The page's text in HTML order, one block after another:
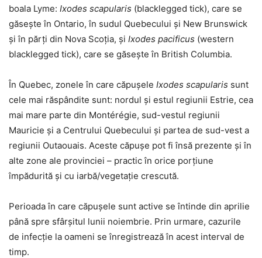
boala Lyme: Ixodes scapularis (blacklegged tick), care se
găsește în Ontario, în sudul Quebecului și New Brunswick
și în părți din Nova Scoția, și Ixodes pacificus (western
blacklegged tick), care se găsește în British Columbia.
În Quebec, zonele în care căpușele Ixodes scapularis sunt
cele mai răspândite sunt: nordul și estul regiunii Estrie, cea
mai mare parte din Montérégie, sud-vestul regiunii
Mauricie și a Centrului Quebecului și partea de sud-vest a
regiunii Outaouais. Aceste căpușe pot fi însă prezente și în
alte zone ale provinciei – practic în orice porțiune
împădurită și cu iarbă/vegetație crescută.
Perioada în care căpușele sunt active se întinde din aprilie
până spre sfârșitul lunii noiembrie. Prin urmare, cazurile
de infecție la oameni se înregistrează în acest interval de
timp.